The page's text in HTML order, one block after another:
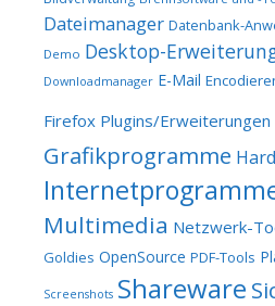
Dateimanager Datenbank-
Demo Desktop-
Downloadmanager E-Mail
Firefox Plugins/Erweiterungen
Grafikprogramme
Multimedia Netzwerk-
Goldies OpenSource PDF-Tools
Screenshots Shareware